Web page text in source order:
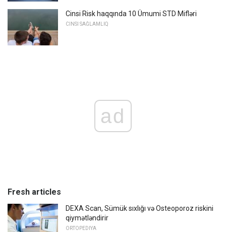
Cinsi Risk haqqında 10 Ümumi STD Mifləri
CINSI SAĞLAMLIQ
ad
Fresh articles
DEXA Scan, Sümük sıxlığı və Osteoporoz riskini
qiymətləndirir
ORTOPEDIYA